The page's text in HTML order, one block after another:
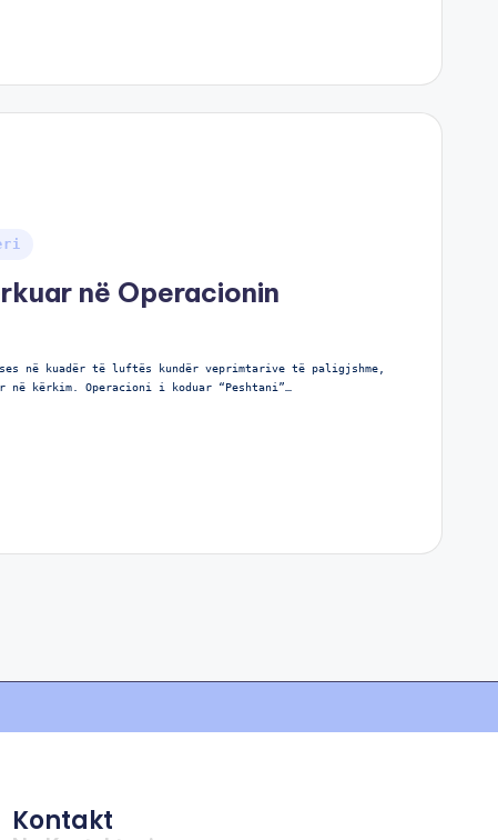
në Operacionin
në kuadër të luftës kundër veprimtarive të paligjshme,
kërkim. Operacioni i koduar “Peshtani”…
Kontakt